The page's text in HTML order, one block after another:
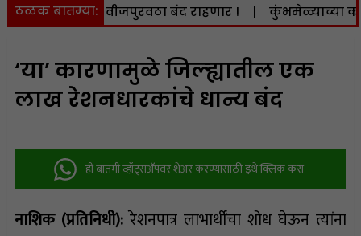
ठळक बातम्या:
8 ऑगस्ट) वीजपुरवठा बंद राहणार ! | कुंभमेळ्याच्या कामात
‘या’ कारणामुळे जिल्ह्यातील एक
लाख रेशनधारकांचे धान्य बंद
ही बातमी व्हॉट्सअ‍ॅपवर शेअर करण्यासाठी इथे क्लिक करा
नाशिक (प्रतिनिधी):रेशनपात्र लाभार्थींचा शोध घेऊन त्यांना